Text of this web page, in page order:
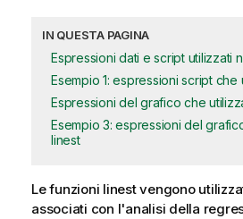
IN QUESTA PAGINA
Espressioni dati e script utilizzati
Esempio 1: espressioni script che
Espressioni del grafico che
Esempio 3: espressioni del
linest
Le funzioni linestvengono
associati con l'analisi della